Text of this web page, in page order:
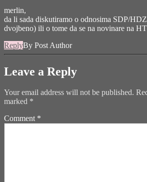
merlin,
da li sada diskutiramo o odnosima SDP/
dvojbeno) ili o tome da se na novinare na
ReplyBy Post Author
Leave a Reply
Your email address will not be published.
marked *
Comment *